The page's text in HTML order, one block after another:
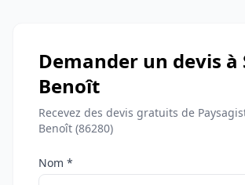
Demander un devis à
Benoît
Recevez des devis gratuits de
Benoît (86280)
Nom *